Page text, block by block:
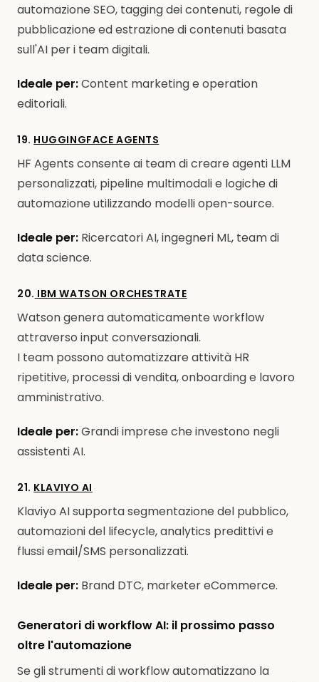
automazione SEO, tagging dei contenuti, regole di
pubblicazione ed estrazione di contenuti basata
sull'AI per i team digitali.
Ideale per:Content marketing e operation
editoriali.
19. HUGGINGFACE AGENTS
HF Agents consente ai team di creare agenti LLM
personalizzati, pipeline multimodali e logiche di
automazione utilizzando modelli open-source.
Ideale per: Ricercatori AI, ingegneri ML, team di
data science.
20. IBM WATSON ORCHESTRATE
Watson genera automaticamente workflow
attraverso input conversazionali.
I team possono automatizzare attività HR
ripetitive, processi di vendita, onboarding e lavoro
amministrativo.
Ideale per:Grandi imprese che investono negli
assistenti AI.
21. KLAVIYO AI
Klaviyo AI supporta segmentazione del pubblico,
automazioni del lifecycle, analytics predittivi e
flussi email/SMS personalizzati.
Ideale per: Brand DTC, marketer eCommerce.
Generatori di workflow AI: il prossimo passo
oltre l'automazione
Se gli strumenti di workflow automatizzano la